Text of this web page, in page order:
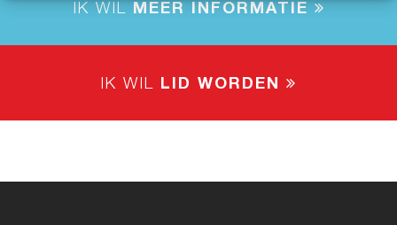
IK WIL MEER INFORMATIE
IK WIL LID WORDEN